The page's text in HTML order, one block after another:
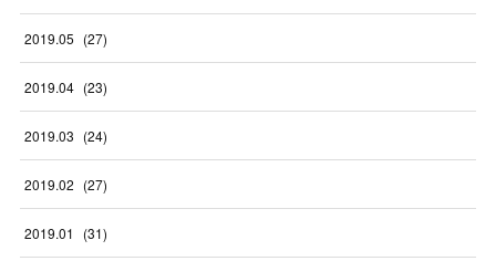
2019.05 (27)
2019.04 (23)
2019.03 (24)
2019.02 (27)
2019.01 (31)